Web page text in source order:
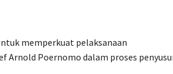
memperkuat pelaksanaan
Arnold Poernomo dalam proses